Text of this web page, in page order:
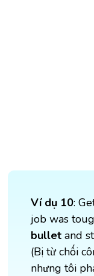
Ví dụ 10:
job was
bullet and
(Bị từ chối
nhưng tôi